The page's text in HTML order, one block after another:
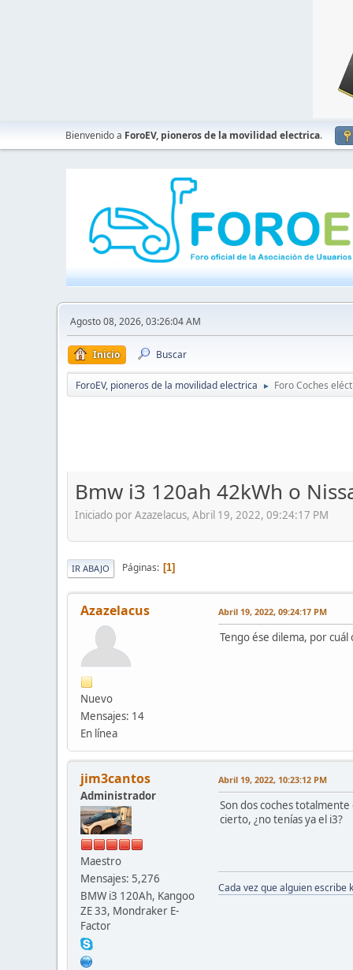
Bienvenido a ForoEV, pioneros de la movilidad electrica.
Agosto 08, 2026, 03:26:04 AM
Inicio Buscar
ForoEV, pioneros de la movilidad electrica ► Foro Coches
Bmw i3 120ah 42kWh o
Iniciado por Azazelacus, Abril 19, 2022, 09:24:17 PM
IR ABAJO Páginas 1
Azazelacus
Nuevo
Mensajes: 14
En línea
Abril 19, 2022, 09:24:17 PM
Tengo ése dilema, por
jim3cantos
Administrador
Maestro
Mensajes: 5,276
BMW i3 120Ah, Kangoo
ZE 33, Mondraker E-
Factor
Abril 19, 2022, 10:23:12 PM
Son dos coches
cierto, ¿no tenías ya el i3?
Cada vez que alguien escribe